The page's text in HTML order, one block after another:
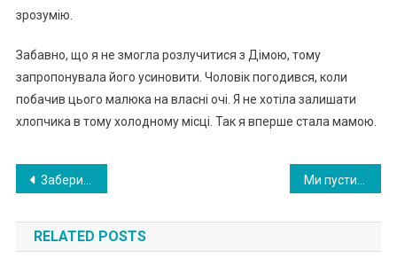
зрозумію.
Забавно, що я не змогла розлучитися з Дімою, тому
запропонувала його усиновити. Чоловік погодився, коли
побачив цього малюка на власні очі. Я не хотіла залишати
хлопчика в тому холодному місці. Так я вперше стала мамою.
Навигация
по
записям
3абери себе моего сына и вос питай его как родного сына, — попросила мою маму соседка по палате
RELATED POSTS